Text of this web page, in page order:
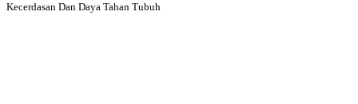
Kecerdasan Dan Daya Tahan Tubuh